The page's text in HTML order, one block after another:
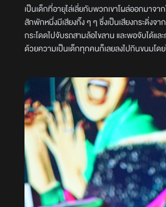
เป็นเด็กที่อายุไล่เลี่ยกับพวกเขาโผล่ออกมาจา
สักพักหนึ่งมีเสียงกิ๊ง ๆ ๆ ซึ่งเป็นเสียงกระดิ่ง
กระโดดไปจับรถสามล้อไขลาน และพอจับได้
ด้วยความเป็นเด็กทุกคนก็เลยลงไปกินขนมโดย